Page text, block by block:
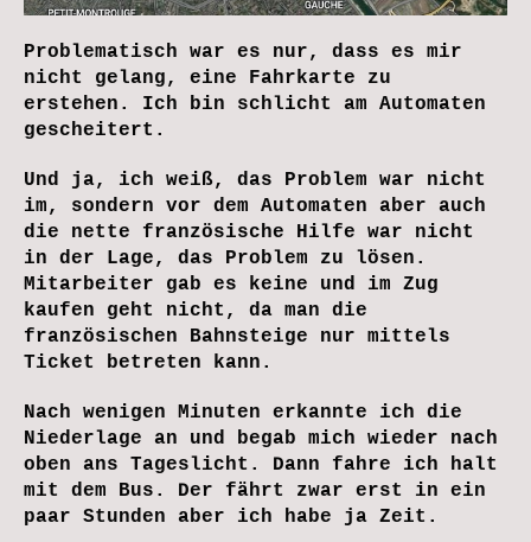
Problematisch war es nur, dass es mir
nicht gelang, eine Fahrkarte zu
erstehen. Ich bin schlicht am Automaten
gescheitert.
Und ja, ich weiß, das Problem war nicht
im, sondern vor dem Automaten aber auch
die nette französische Hilfe war nicht
in der Lage, das Problem zu lösen.
Mitarbeiter gab es keine und im Zug
kaufen geht nicht, da man die
französischen Bahnsteige nur mittels
Ticket betreten kann.
Nach wenigen Minuten erkannte ich die
Niederlage an und begab mich wieder nach
oben ans Tageslicht. Dann fahre ich halt
mit dem Bus. Der fährt zwar erst in ein
paar Stunden aber ich habe ja Zeit.